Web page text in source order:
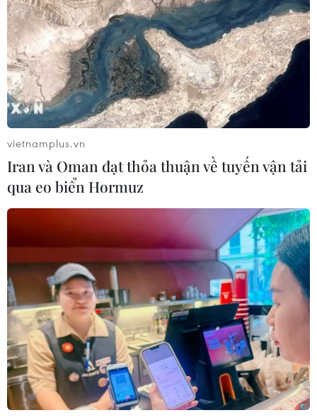
TIN CÙNG CHUYÊN MỤC
vietnamplus.vn
Iran và Oman đạt thỏa thuận về tuyến vận tải
qua eo biển Hormuz